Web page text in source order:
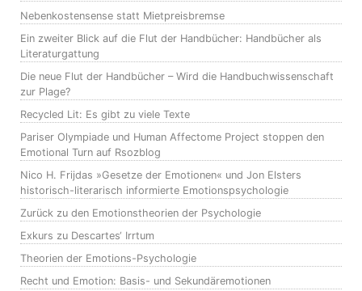
Nebenkostensense statt Mietpreisbremse
Ein zweiter Blick auf die Flut der Handbücher: Handbücher als
Literaturgattung
Die neue Flut der Handbücher – Wird die Handbuchwissenschaft
zur Plage?
Recycled Lit: Es gibt zu viele Texte
Pariser Olympiade und Human Affectome Project stoppen den
Emotional Turn auf Rsozblog
Nico H. Frijdas »Gesetze der Emotionen« und Jon Elsters
historisch-literarisch informierte Emotionspsychologie
Zurück zu den Emotionstheorien der Psychologie
Exkurs zu Descartes‘ Irrtum
Theorien der Emotions-Psychologie
Recht und Emotion: Basis- und Sekundäremotionen